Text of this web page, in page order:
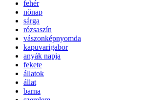
fehér
nőnap
sárga
rózsaszín
vászonképnyomda
kapuvarigabor
anyák napja
fekete
állatok
állat
barna